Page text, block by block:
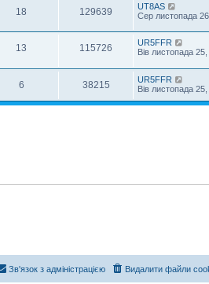
18 129639
UT8AS
Сер листопада
13 115726
UR5FFR
Вів листопада
6 38215
UR5FFR
Вів листопада
Видалити файли
Зв'язок з адміністрацією